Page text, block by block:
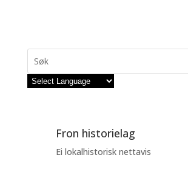
Fron historielag
Ei lokalhistorisk nettavis